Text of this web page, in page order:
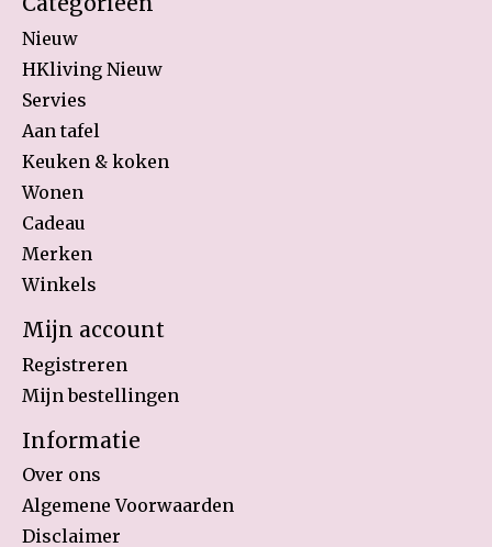
Nieuw
HKliving Nieuw
Servies
Aan tafel
Keuken & koken
Wonen
Cadeau
Merken
Winkels
Mijn account
Registreren
Mijn bestellingen
Informatie
Over ons
Algemene Voorwaarden
Disclaimer